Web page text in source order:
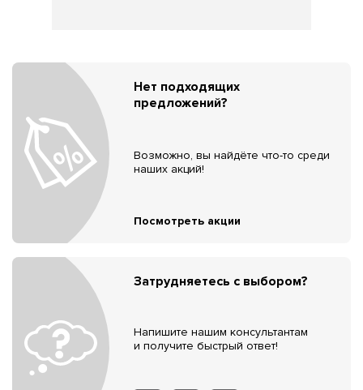
Нет подходящих
предложений?
Возможно, вы найдёте что-то среди
наших акций!
Посмотреть акции
Затрудняетесь с выбором?
Напишите нашим консультантам
и получите быстрый ответ!